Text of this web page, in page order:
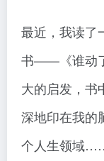
最近，我读了
书——《谁动
大的启发，书
深地印在我的
个人生领域